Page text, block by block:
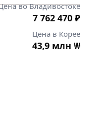
во Владивостоке
7 762 470 ₽
Цена в Корее
43,9 млн ₩